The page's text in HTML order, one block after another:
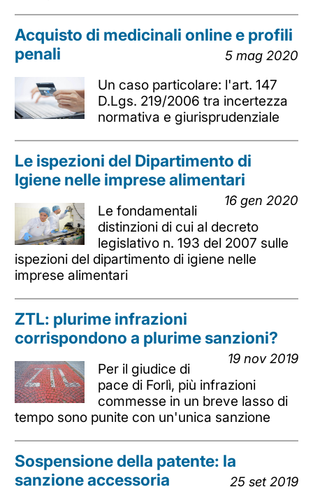
Acquisto di medicinali online e profili
penali
5 mag 2020
Un caso particolare: l'art. 147
D.Lgs. 219/2006 tra incertezza
normativa e giurisprudenziale
Le ispezioni del Dipartimento di
Igiene nelle imprese alimentari
16 gen 2020
Le fondamentali
distinzioni di cui al decreto
legislativo n. 193 del 2007 sulle
ispezioni del dipartimento di igiene nelle
imprese alimentari
ZTL: plurime infrazioni
corrispondono a plurime sanzioni?
19 nov 2019
Per il giudice di
pace di Forlì, più infrazioni
commesse in un breve lasso di
tempo sono punite con un'unica sanzione
Sospensione della patente: la
sanzione accessoria
25 set 2019